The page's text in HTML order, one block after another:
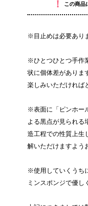
！ この商品
※目止めは必要あり
※ひとつひとつ手作
状に個体差がありま
楽しみいただければ
※表面に「ピンホー
よる黒点が見られる
造工程での性質上生
解いただけますよう
※使用していくうち
ミンスポンジで優し